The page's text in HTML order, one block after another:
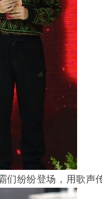
纷纷登场，用歌声